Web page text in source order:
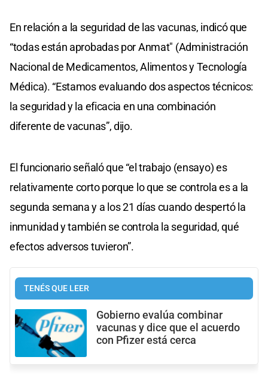
En relación a la seguridad de las vacunas, indicó que
“todas están aprobadas por Anmat" (Administración
Nacional de Medicamentos, Alimentos y Tecnología
Médica). “Estamos evaluando dos aspectos técnicos:
la seguridad y la eficacia en una combinación
diferente de vacunas”, dijo.
El funcionario señaló que “el trabajo (ensayo) es
relativamente corto porque lo que se controla es a la
segunda semana y a los 21 días cuando despertó la
inmunidad y también se controla la seguridad, qué
efectos adversos tuvieron”.
TENÉS QUE LEER
Gobierno evalúa combinar
vacunas y dice que el acuerdo
con Pfizer está cerca